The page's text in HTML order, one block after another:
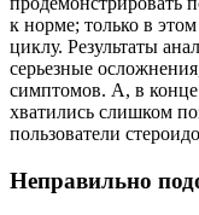
к норме; только в
циклу. Результаты
серьезные
симптомов. А, в конце
хватились слишком
пользователи
Неправильно